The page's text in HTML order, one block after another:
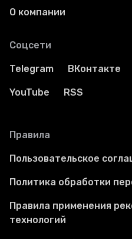
О компании
Соцсети
Telegram ВКонтакте
YouTube RSS
Правила
Пользовательское
Политика обработки
Правила применения
технологий